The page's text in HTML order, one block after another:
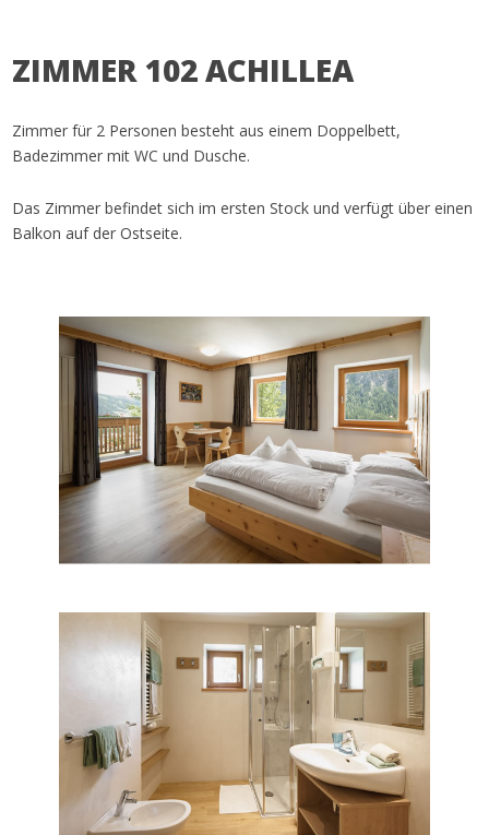
ZIMMER 102 ACHILLEA
Zimmer für 2 Personen besteht aus einem Doppelbett,
Badezimmer mit WC und Dusche.
Das Zimmer befindet sich im ersten Stock und verfügt über einen
Balkon auf der Ostseite.